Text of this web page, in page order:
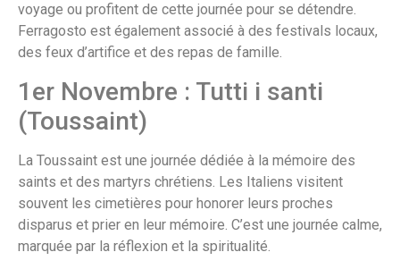
voyage ou profitent de cette journée pour se détendre.
Ferragosto est également associé à des festivals locaux,
des feux d’artifice et des repas de famille.
1er Novembre : Tutti i santi
(Toussaint)
La Toussaint est une journée dédiée à la mémoire des
saints et des martyrs chrétiens. Les Italiens visitent
souvent les cimetières pour honorer leurs proches
disparus et prier en leur mémoire. C’est une journée calme,
marquée par la réflexion et la spiritualité.